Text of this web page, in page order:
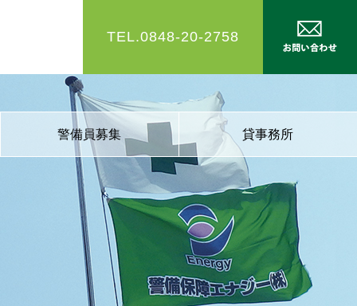
TEL.0848-20-2758
警備員募集 貸事務所